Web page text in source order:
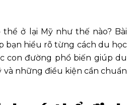
thể ở lại Mỹ như thế nào? Bài
bạn hiểu rõ từng cách du học
con đường phổ biến giúp du
và những điều kiện cần chuẩn